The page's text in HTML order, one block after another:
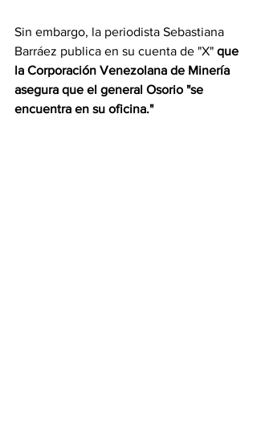
Sin embargo, la periodista Sebastiana
Barráez publica en su cuenta de "X" que
la Corporación Venezolana de Minería
asegura que el general Osorio "se
encuentra en su oficina."